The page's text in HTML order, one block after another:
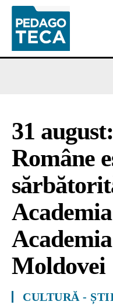
31
Române
Moldovei
CULTURĂ -